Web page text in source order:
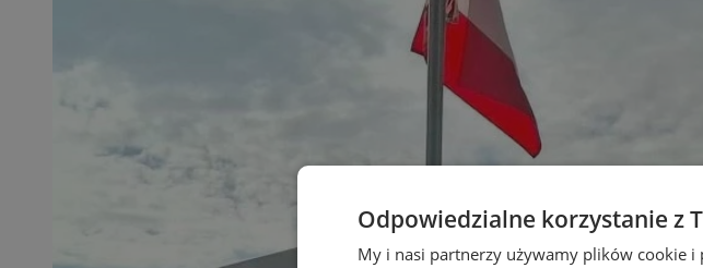
Odpowiedzialne korzystanie z
My i nasi partnerzy używamy plików cookie